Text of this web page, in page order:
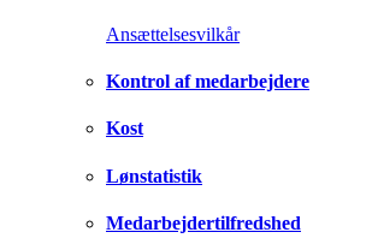
Ansættelsesvilkår
Kontrol af medarbejdere
Kost
Lønstatistik
Medarbejdertilfredshed